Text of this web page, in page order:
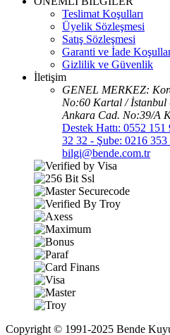
Teslimat Koşulları
Üyelik Sözleşmesi
Satış Sözleşmesi
Garanti ve İade
Gizlilik ve Güvenlik
İletişim
GENEL MERKEZ:
No:60 Kartal /
Ankara Cad. No:39/A
Destek Hattı: 0552
32 32 - Şube: 0216 353
bilgi@bende.com.tr
Copyright © 1991-2025 Bende